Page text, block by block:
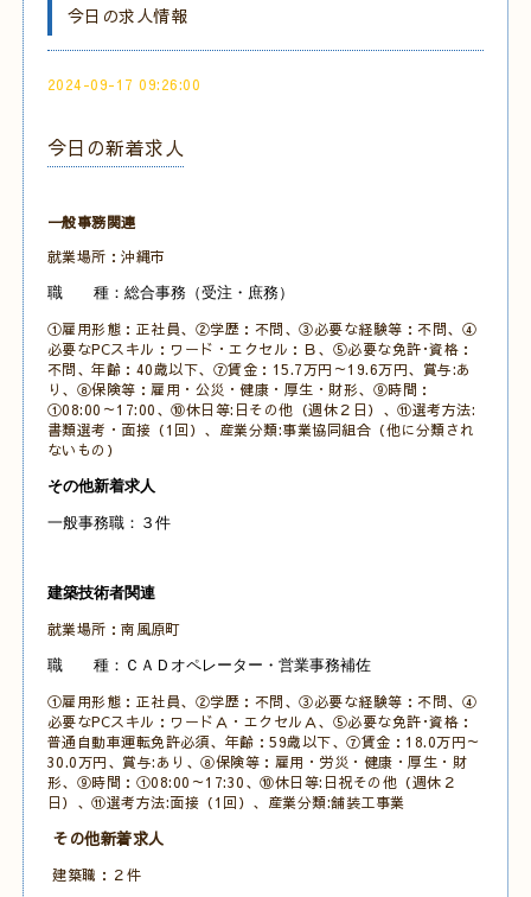
今日の求人情報
2024-09-17 09:26:00
今日の新着求人
一般事務関連
就業場所：沖縄市
職 種：総合事務（受注・庶務）
①雇用形態：正社員、②学歴：不問、③必要な経験等：不問、④
必要なPCスキル：ワード・エクセル：Ｂ、⑤必要な免許･資格：
不問、年齢：40歳以下、⑦賃金：15.7万円～19.6万円、賞与:あ
り、⑧保険等：雇用・公災・健康・厚生・財形、⑨時間：
①08:00～17:00、⑩休日等:日その他（週休２日）、⑪選考方法:
書類選考・面接（1回）、産業分類:事業協同組合（他に分類され
ないもの）
その他新着求人
一般事務職：３件
建築技術者関連
就業場所：南風原町
職 種：ＣＡＤオペレーター・営業事務補佐
①雇用形態：正社員、②学歴：不問、③必要な経験等：不問、④
必要なPCスキル：ワードＡ・エクセルＡ、⑤必要な免許･資格：
普通自動車運転免許必須、年齢：59歳以下、⑦賃金：18.0万円～
30.0万円、賞与:あり、⑧保険等：雇用・労災・健康・厚生・財
形、⑨時間：①08:00～17:30、⑩休日等:日祝その他（週休２
日）、⑪選考方法:面接（1回）、産業分類:舗装工事業
その他新着求人
建築職：２件